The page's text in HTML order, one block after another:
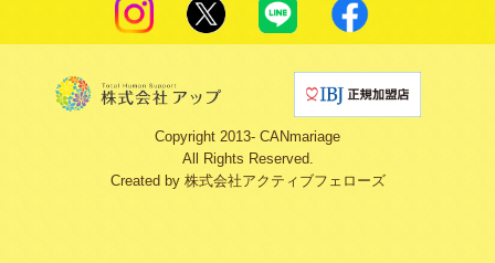
Copyright 2013‐ CANmariage
All Rights Reserved.
Created by株式会社アクティブフェローズ